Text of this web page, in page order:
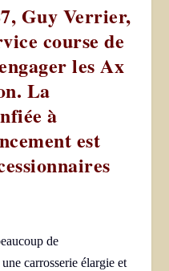
Guy Verrier,
course de
les Ax
La
à
est
de
carrosserie élargie et